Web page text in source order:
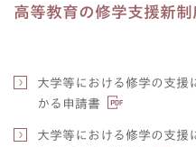
高等教育の修学支援新制
大学等における修学の支援
かる申請書
大学等における修学の支援